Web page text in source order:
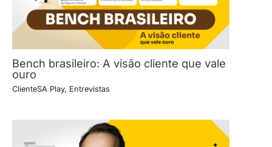
Bench brasileiro: A visão cliente que vale
ouro
ClienteSA Play, Entrevistas